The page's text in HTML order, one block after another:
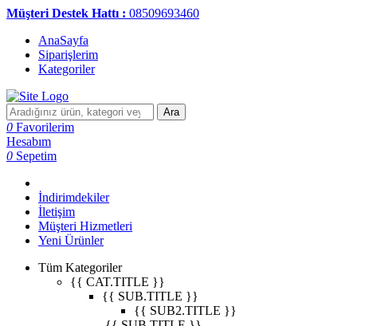
Müşteri Destek Hattı : 08509693460
AnaSayfa
Siparişlerim
Kategoriler
Ara
0 Favorilerim
Hesabım
0 Sepetim
İndirimdekiler
İletişim
Müşteri Hizmetleri
Yeni Ürünler
Tüm Kategoriler
{{ CAT.TITLE }}
{{ SUB.TITLE }}
{{ SUB2.TITLE }}